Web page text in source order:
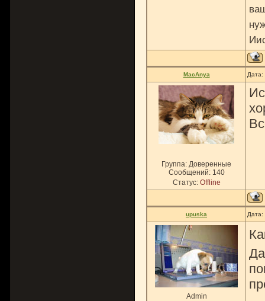
MacAnya
Группа: Доверенные
Сообщений: 140
Статус: Offline
upuska
Admin